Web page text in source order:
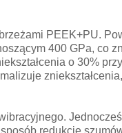
PEEK+PU.
400 GPa, co
o 30%
redukcję